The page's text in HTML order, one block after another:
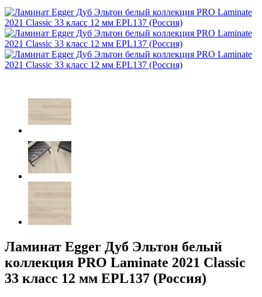
Ламинат Egger Дуб Эльтон белый
коллекция PRO Laminate 2021 Classic
33 класс 12 мм EPL137 (Россия)